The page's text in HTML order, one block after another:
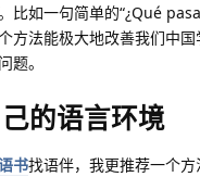
比如一句简单的“¿Qué
方法能极大地改善我们中国
题。
的语言环境
书找语伴，我更推荐一个